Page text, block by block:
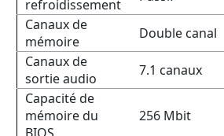
refroidissement
Canaux de
mémoire
Double canal
Canaux de
sortie audio
7.1 canaux
Capacité de
mémoire du
256 Mbit